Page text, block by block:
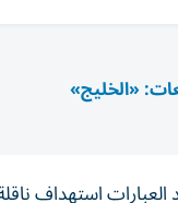
«الخليج»
استهداف